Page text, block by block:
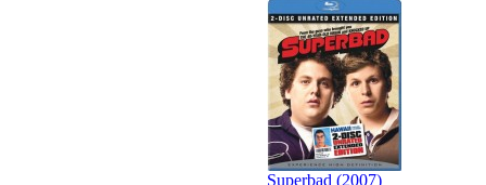
Superbad (2007)